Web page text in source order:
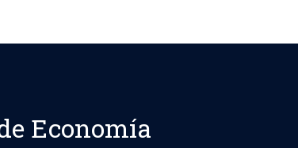
Economía